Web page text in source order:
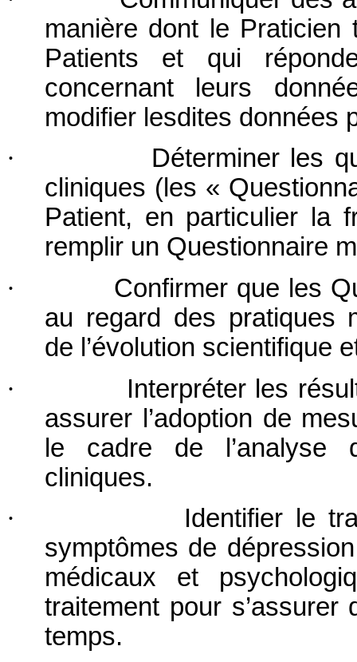
manière dont le Praticien
Patients et qui
concernant leurs
modifier lesdites données
·
Déterminer les
cliniques (les «
Patient, en particulier la
remplir un Questionnaire
·
Confirmer que les
au regard des pratiques
de l’évolution scientifique
·
Interpréter les
assurer l’adoption de
le cadre de l’analyse
cliniques.
·
Identifier le
symptômes de
médicaux et
traitement pour
temps.